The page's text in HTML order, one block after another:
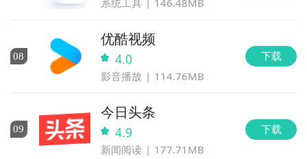
系统工具 146.48MB
08
优酷视频
4.0
影音播放 114.76MB
下载
09
今日头条
4.9
新闻阅读 177.71MB
下载